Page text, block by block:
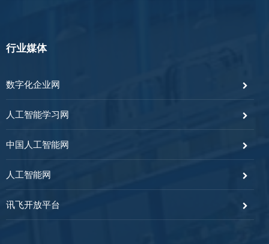
行业媒体
数字化企业网
人工智能学习网
中国人工智能网
人工智能网
讯飞开放平台